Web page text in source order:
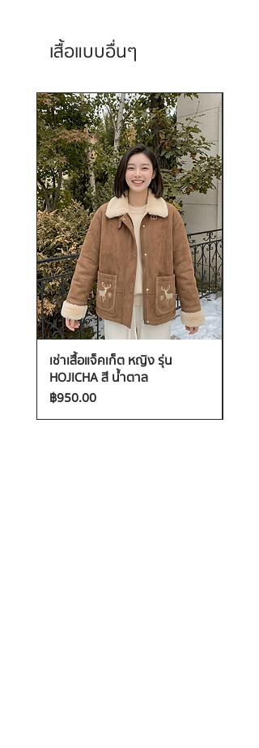
เสื้อแบบอื่นๆ
เช่าเสื้อแจ็คเก็ต หญิง รุ่น
HOJICHA สี น้ำตาล
ราคา
฿950.00